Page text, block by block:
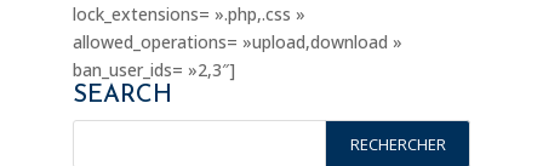
lock_extensions= ».php,.css »
allowed_operations= »upload,download »
ban_user_ids= »2,3″]
SEARCH